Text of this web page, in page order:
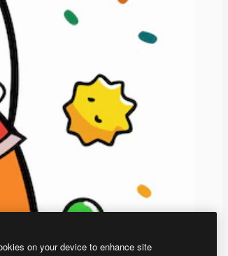
on your device to enhance site